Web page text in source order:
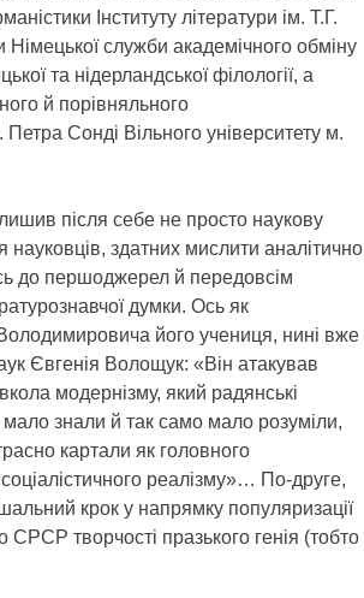
Інституту літератури ім. Т.Г.
Німецької служби академічного обміну
та нідерландської філології, а
й порівняльного
Петра Сонді Вільного університету м.
після себе не просто наукову
науковців, здатних мислити аналітично
до першоджерел й передовсім
думки. Ось як
його учениця, нині вже
Євгенія Волощук: «Він атакував
модернізму, який радянські
мало знали й так само мало розуміли,
картали як головного
реалізму»… По-друге,
крок у напрямку популяризації
СРСР творчості празького генія (тобто